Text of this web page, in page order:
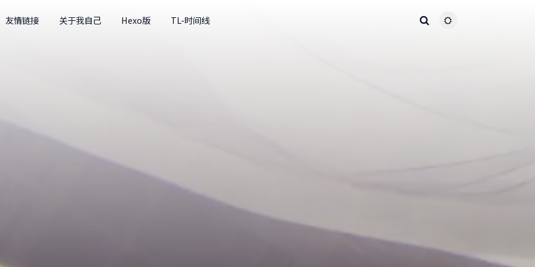
友情链接 关于我自己 Hexo版 TL-时间线 主题颜色切换